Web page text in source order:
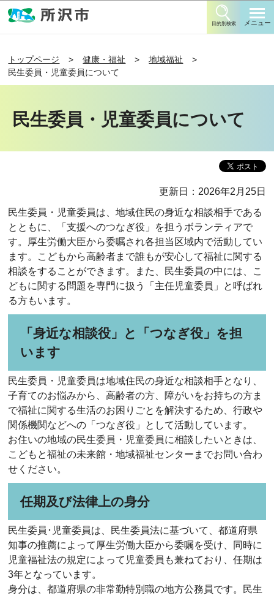
目的別検索 メニュー
トップページ 健康・福祉
地域福祉
民生委員・児童委員について
民生委員・児童委員について
更新日：2026年2月25日
民生委員・児童委員は、地域住民の身近な相談相手である
とともに、「支援へのつなぎ役」を担うボランティアで
す。厚生労働大臣から委嘱され各担当区域内で活動してい
ます。こどもから高齢者まで誰もが安心して福祉に関する
相談をすることができます。また、民生委員の中には、こ
どもに関する問題を専門に扱う「主任児童委員」と呼ばれ
る方もいます。
「身近な相談役」と「つなぎ役」を担
います
民生委員・児童委員は地域住民の身近な相談相手となり、
子育てのお悩みから、高齢者の方、障がいをお持ちの方ま
で福祉に関する生活のお困りごとを解決するため、行政や
関係機関などへの「つなぎ役」として活動しています。
お住いの地域の民生委員・児童委員に相談したいときは、
こどもと福祉の未来館・地域福祉センターまでお問い合わ
せください。
任期及び法律上の身分
民生委員･児童委員は、民生委員法に基づいて、都道府県
知事の推薦によって厚生労働大臣から委嘱を受け、同時に
児童福祉法の規定によって児童委員も兼ねており、任期は
3年となっています。
身分は、都道府県の非常勤特別職の地方公務員です。民生